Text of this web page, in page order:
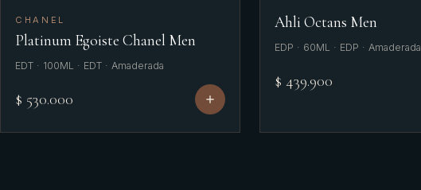
CHANEL
Platinum Egoiste Chanel Men
EDT · 100ML · EDT · Amaderada
$ 530.000
Ahli Octans Men
EDP · 60ML · EDP · Amaderada
$ 439.900